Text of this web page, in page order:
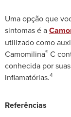
Uma opção que
sintomas é a
utilizado como
Camomilina® C
conhecida por
inflamatórias.4
Referências